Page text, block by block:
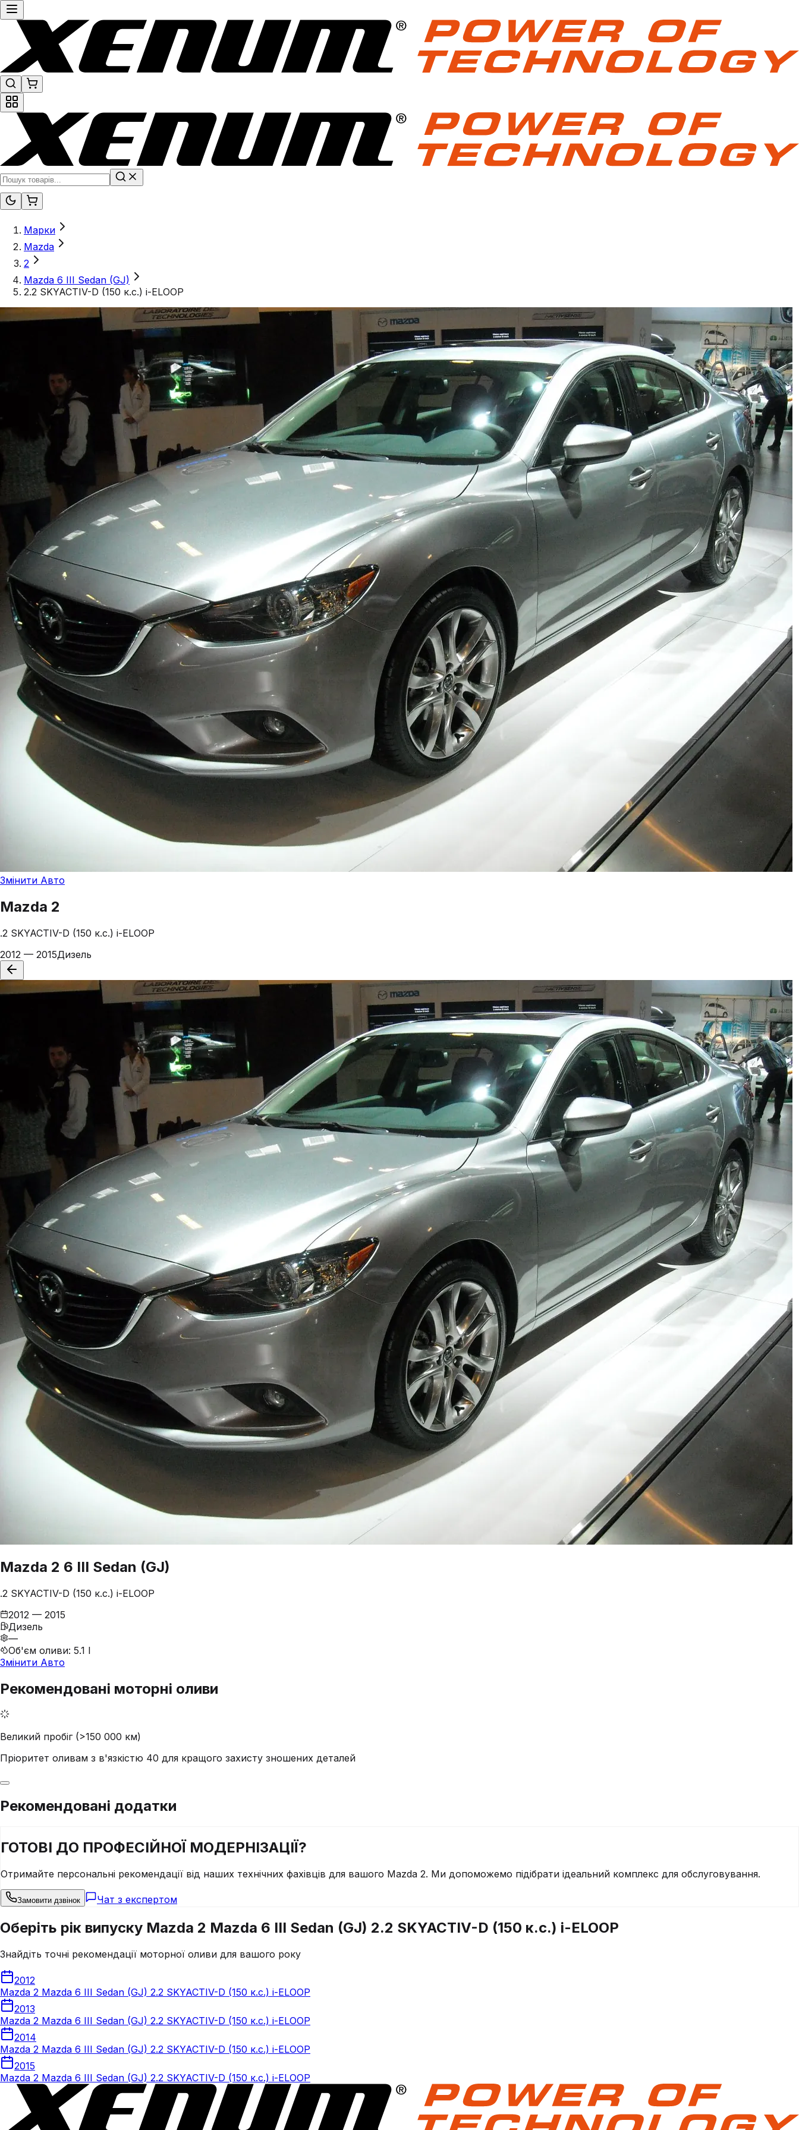
Марки
Mazda
2
Mazda 6 III Sedan (GJ)
2.2 SKYACTIV-D (150 к.с.) i-ELOOP
Змінити Авто
Mazda 2
.2 SKYACTIV-D (150 к.с.) i-ELOOP
2012 — 2015Дизель
Mazda 2 6 III Sedan (GJ)
.2 SKYACTIV-D (150 к.с.) i-ELOOP
2012 — 2015
Дизель
—
Об'єм оливи: 5.1 l
Змінити Авто
Рекомендовані моторні оливи
Великий пробіг (>150 000 км)
Пріоритет оливам з в'язкістю 40 для кращого захисту зношених деталей
Рекомендовані додатки
ГОТОВІ ДО ПРОФЕСІЙНОЇ МОДЕРНІЗАЦІЇ?
Отримайте персональні рекомендації від наших технічних фахівців для вашого Mazda 2. Ми допоможемо підібрати ідеальний комплекс для обслуговування.
Замовити дзвінок Чат з експертом
Оберіть рік випуску Mazda 2 Mazda 6 III Sedan (GJ) 2.2 SKYACTIV-D (150 к.с.) i-ELOOP
Знайдіть точні рекомендації моторної оливи для вашого року
2012
Mazda 2 Mazda 6 III Sedan (GJ) 2.2 SKYACTIV-D (150 к.с.) i-ELOOP
2013
Mazda 2 Mazda 6 III Sedan (GJ) 2.2 SKYACTIV-D (150 к.с.) i-ELOOP
2014
Mazda 2 Mazda 6 III Sedan (GJ) 2.2 SKYACTIV-D (150 к.с.) i-ELOOP
2015
Mazda 2 Mazda 6 III Sedan (GJ) 2.2 SKYACTIV-D (150 к.с.) i-ELOOP